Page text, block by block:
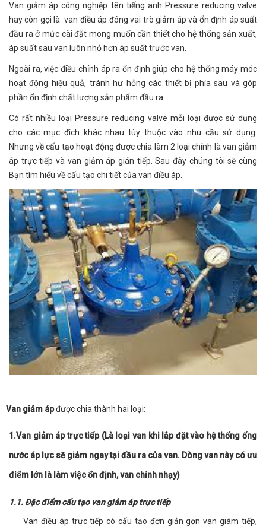
Van giảm áp công nghiệp tên tiếng anh Pressure reducing valve
hay còn gọi là van điều áp đóng vai trò giảm áp và ổn định áp suất
đầu ra ở mức cài đặt mong muốn cần thiết cho hệ thống sản xuất,
áp suất sau van luôn nhỏ hơn áp suất trước van.
Ngoài ra, việc điều chỉnh áp ra ổn định giúp cho hệ thống máy móc
hoạt động hiệu quả, tránh hư hỏng các thiết bị phía sau và góp
phần ổn định chất lượng sản phẩm đầu ra.
Có rất nhiều loại Pressure reducing valve mỗi loại được sử dụng
cho các mục đích khác nhau tùy thuộc vào nhu cầu sử dụng.
Nhưng về cấu tạo hoạt động được chia làm 2 loại chính là van giảm
áp trực tiếp và van giảm áp gián tiếp. Sau đây chúng tôi sẽ cùng
Bạn tìm hiểu về cấu tạo chi tiết của van điều áp.
Van giảm ápđược chia thành hai loại:
1.Van giảm áp trực tiếp (Là loại van khi lắp đặt vào hệ thống ống
nước áp lực sẽ giảm ngay tại đầu ra của van. Dòng van này có ưu
điểm lớn là làm việc ổn định, van chỉnh nhạy)
1.1. Đặc điểm cấu tạo van giảm áp trực tiếp
Van điều áp trực tiếp có cấu tạo đơn giản gơn van giám tiếp,